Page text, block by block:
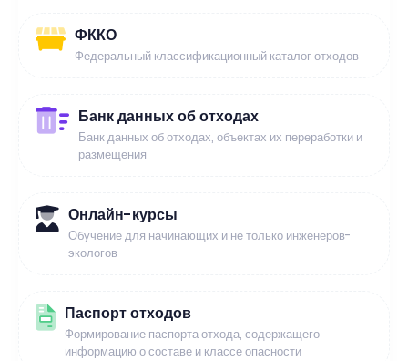
ФККО
Федеральный классификационный каталог отходов
Банк данных об отходах
Банк данных об отходах, объектах их переработки и
размещения
Онлайн-курсы
Обучение для начинающих и не только инженеров-
экологов
Паспорт отходов
Формирование паспорта отхода, содержащего
информацию о составе и классе опасности